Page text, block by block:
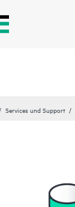
Services und Support